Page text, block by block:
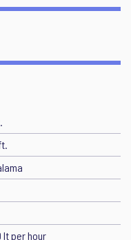
lt per hour